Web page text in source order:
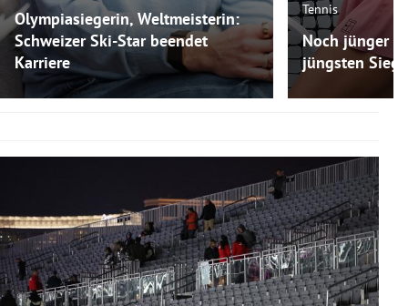
Olympiasiegerin, Weltmeisterin:
Schweizer Ski-Star beendet
Karriere
Tennis
Noch jünger
jüngsten